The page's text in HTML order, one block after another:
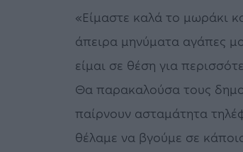
«Είμαστε καλά το μωράκι
άπειρα μηνύματα αγάπες
είμαι σε θέση για
Θα παρακαλούσα τους
παίρνουν ασταμάτητα
θέλαμε να βγούμε σε